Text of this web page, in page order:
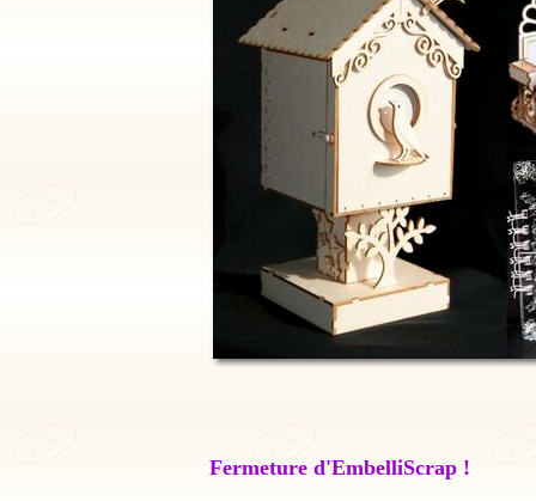
Fermeture d'EmbelliScrap !